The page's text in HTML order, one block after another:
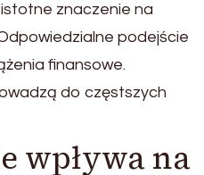
znaczenie na
podejście
finansowe.
do częstszych
wpływa na